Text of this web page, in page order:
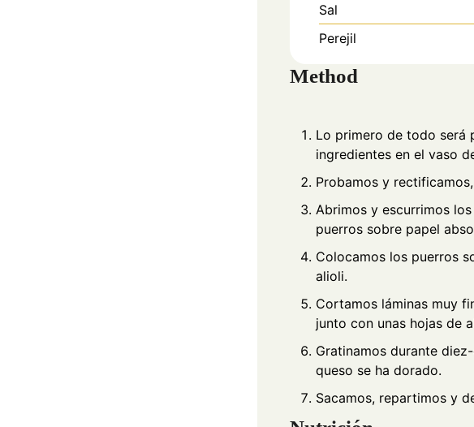
Sal
Perejil
Method
Lo primero de todo será
ingredientes en el vaso
Probamos y
Abrimos y escurrimos
puerros sobre papel
Colocamos los puerros
alioli.
Cortamos láminas muy
junto con unas hojas de
Gratinamos durante
queso se ha dorado.
Sacamos, repartimos y